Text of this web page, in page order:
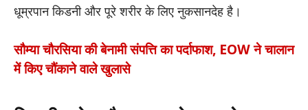
धूम्रपान किडनी और पूरे शरीर के लिए नुकसानदेह है।
सौम्या चौरसिया की बेनामी संपत्ति का पर्दाफाश, EOW ने चालान
में किए चौंकाने वाले खुलासे